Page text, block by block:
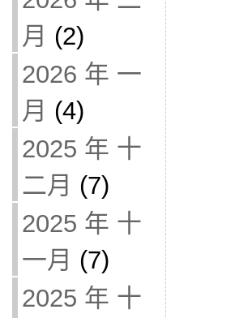
月 (2)
2026 年 一
月 (4)
2025 年 十
二月 (7)
2025 年 十
一月 (7)
2025 年 十